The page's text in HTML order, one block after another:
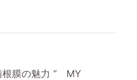
膜の魅力 ” MY